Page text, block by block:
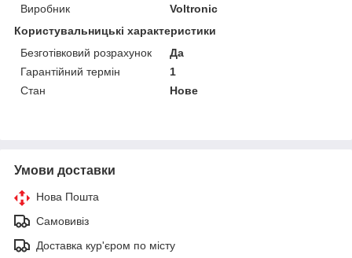
Виробник
Voltronic
Користувальницькі характеристики
Безготівковий розрахунок
Да
Гарантійний термін
1
Стан
Нове
Умови доставки
Нова Пошта
Самовивіз
Доставка кур'єром по місту